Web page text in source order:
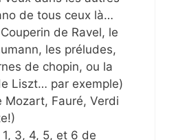
de tous ceux là…
de Ravel, le
les préludes,
de chopin, ou la
Liszt… par exemple)
Mozart, Fauré, Verdi
3, 4, 5, et 6 de